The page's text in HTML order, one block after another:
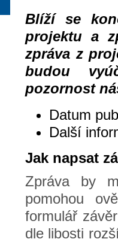
Blíží se
projektu a
zpráva z
budou
pozornost
Datum
Další
Jak napsat
Zpráva by
pomohou
formulář
dle libosti